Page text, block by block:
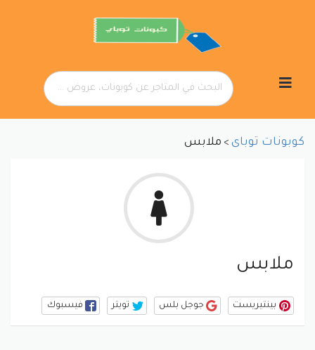
إلى
كوبونات توباى > ملابس
ملابس
فيسبوك تويتر جوجل بلس بينتيريست